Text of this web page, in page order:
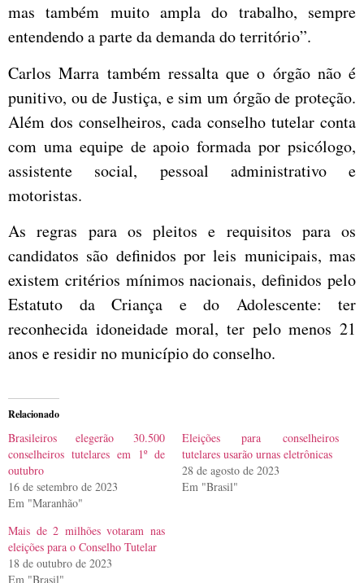
mas também muito ampla do trabalho, sempre
entendendo a parte da demanda do território”.
Carlos Marra também ressalta que o órgão não é
punitivo, ou de Justiça, e sim um órgão de proteção.
Além dos conselheiros, cada conselho tutelar conta
com uma equipe de apoio formada por psicólogo,
assistente social, pessoal administrativo e
motoristas.
As regras para os pleitos e requisitos para os
candidatos são definidos por leis municipais, mas
existem critérios mínimos nacionais, definidos pelo
Estatuto da Criança e do Adolescente: ter
reconhecida idoneidade moral, ter pelo menos 21
anos e residir no município do conselho.
Relacionado
Brasileiros elegerão 30.500
conselheiros tutelares em 1º de
outubro
16 de setembro de 2023
Em "Maranhão"
Eleições para conselheiros
tutelares usarão urnas eletrônicas
28 de agosto de 2023
Em "Brasil"
Mais de 2 milhões votaram nas
eleições para o Conselho Tutelar
18 de outubro de 2023
Em "Brasil"